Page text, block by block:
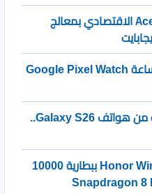
ايسر تطلق حاسوب Acer Swift Go الاقتصادي بمعالج
تسريب جديد يكشف أهم مزايا ساعة Google Pixel Watch
تحديث One UI 9 Beta 5 يقترب من هواتف Galaxy S26..
تسريب يكشف موعد إطلاق Honor Win 2 ببطارية 10000